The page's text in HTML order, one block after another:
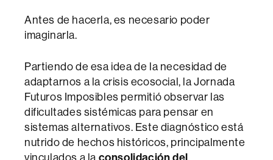
Antes de hacerla, es necesario poder
imaginarla.
Partiendo de esa idea de la necesidad de
adaptarnos a la crisis ecosocial, la Jornada
Futuros Imposibles permitió observar las
dificultades sistémicas para pensar en
sistemas alternativos. Este diagnóstico está
nutrido de hechos históricos, principalmente